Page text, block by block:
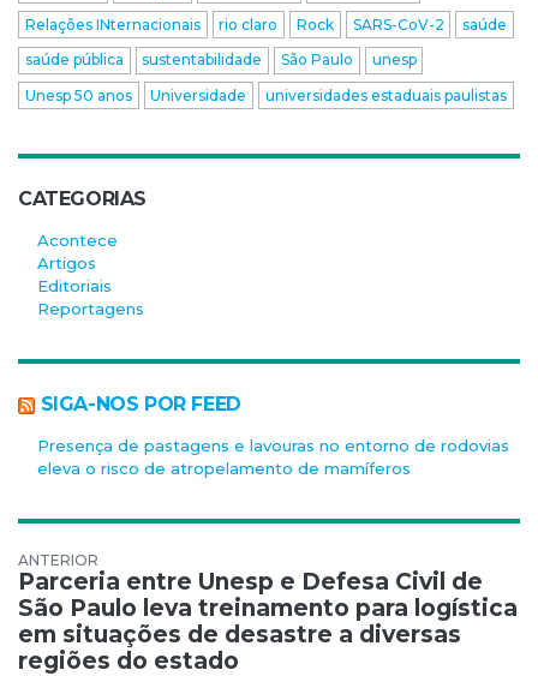
Relações INternacionais
rio claro Rock SARS-CoV-2
saúde
saúde pública
sustentabilidade São Paulo
unesp
Unesp 50 anos
Universidade universidades estaduais paulistas
CATEGORIAS
Acontece
Artigos
Editoriais
Reportagens
SIGA-NOS POR FEED
Presença de pastagens e lavouras no entorno de rodovias
eleva o risco de atropelamento de mamíferos
Navegação de Post
Parceria entre Unesp e Defesa Civil de
São Paulo leva treinamento para logística
em situações de desastre a diversas
regiões do estado